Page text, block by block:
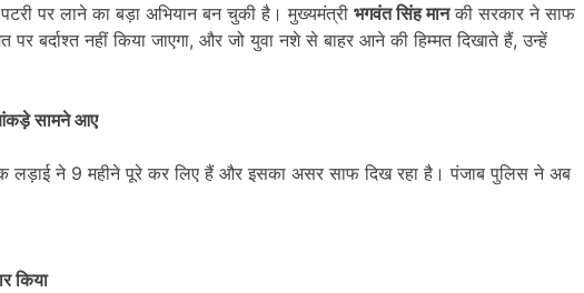
पर लाने का बड़ा अभियान बन चुकी है। मुख्यमंत्री भगवंत सिंह मानकी सरकार ने साफ
बर्दाश्त नहीं किया जाएगा, और जो युवा नशे से बाहर आने की हिम्मत दिखाते हैं, उन्हें
सामने आए
लड़ाई ने 9 महीने पूरे कर लिए हैं और इसका असर साफ दिख रहा है। पंजाब पुलिस ने अब
किया